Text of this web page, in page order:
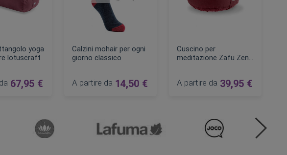
yoga
lotuscraft
67,95 €
Calzini mohair per ogni
giorno classico
A partire da 14,50 €
Cuscino per
meditazione Zafu Zen
A partire da 39,95 €